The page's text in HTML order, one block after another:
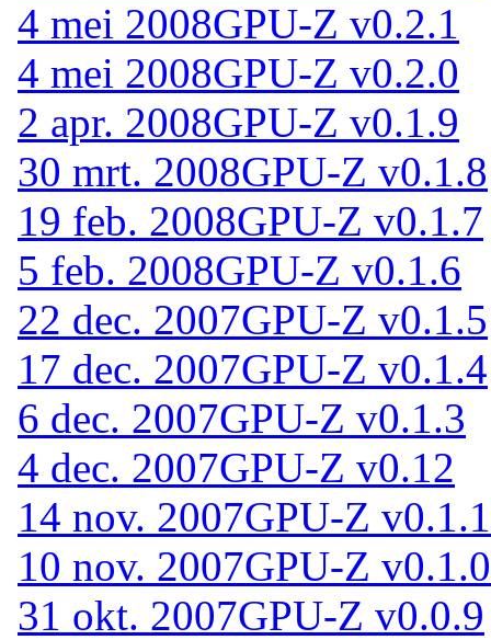
4 mei 2008GPU-Z v0.2.1
4 mei 2008GPU-Z v0.2.0
2 apr. 2008GPU-Z v0.1.9
30 mrt. 2008GPU-Z v0.1.8
19 feb. 2008GPU-Z v0.1.7
5 feb. 2008GPU-Z v0.1.6
22 dec. 2007GPU-Z v0.1.5
17 dec. 2007GPU-Z v0.1.4
6 dec. 2007GPU-Z v0.1.3
4 dec. 2007GPU-Z v0.12
14 nov. 2007GPU-Z v0.1.1
10 nov. 2007GPU-Z v0.1.0
31 okt. 2007GPU-Z v0.0.9